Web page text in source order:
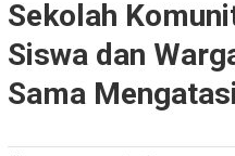
Sekolah
Siswa dan
Sama